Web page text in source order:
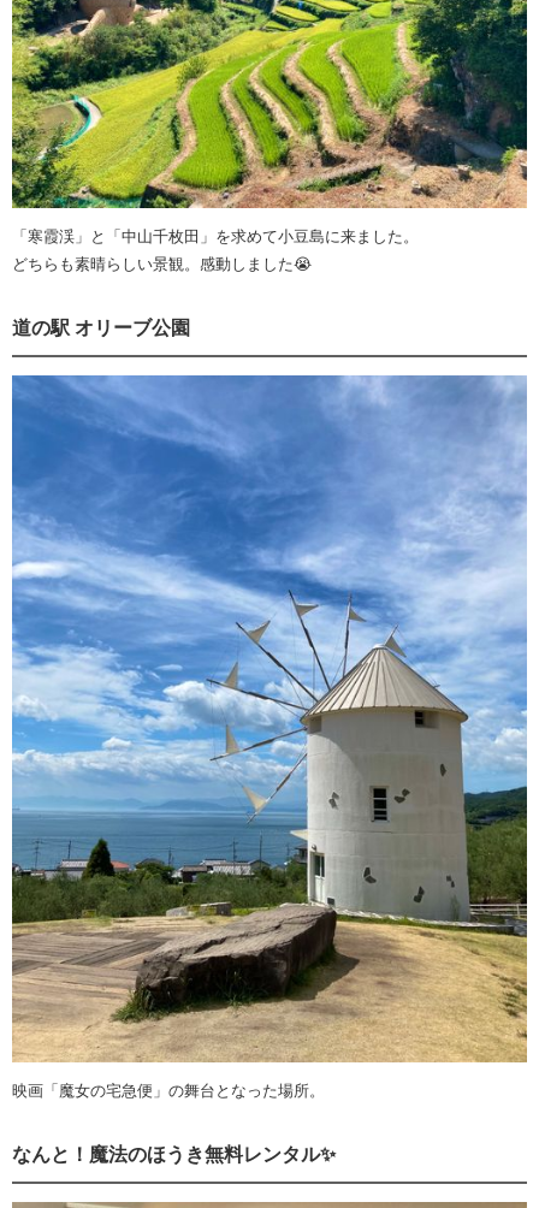
「寒霞渓」と「中山千枚田」を求めて小豆島に来ました。
どちらも素晴らしい景観。感動しました😭
道の駅 オリーブ公園
映画「魔女の宅急便」の舞台となった場所。
なんと！魔法のほうき無料レンタル✨